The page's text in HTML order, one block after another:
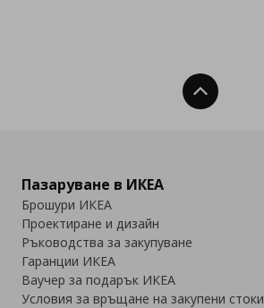
Нагоре
Пазаруване в ИКЕА
Брошури ИКЕА
Проектиране и дизайн
Ръководства за закупуване
Гаранции ИКЕА
Ваучер за подарък ИКЕА
Условия за връщане на закупени стоки